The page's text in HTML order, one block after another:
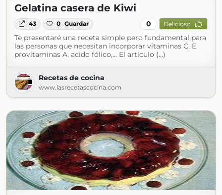
Gelatina casera de Kiwi
43 0 Guardar 0 Delicioso
Te presentaré una receta simple pero fundamental para
las personas que necesitan incorporar vitaminas C, E
provitaminas A, acido fólico,... El artículo (...)
Recetas de cocina
www.lasrecetascocina.com